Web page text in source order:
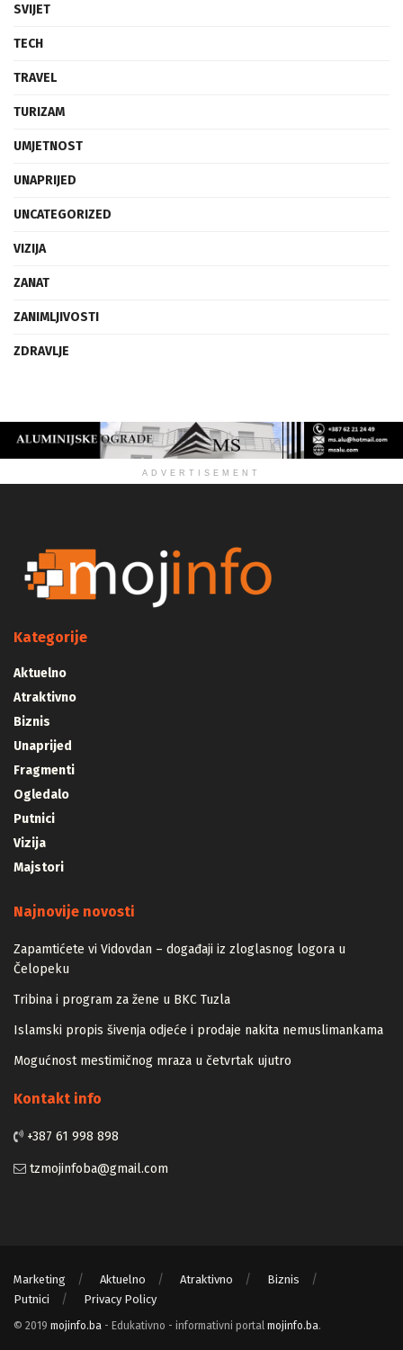
SVIJET
TECH
TRAVEL
TURIZAM
UMJETNOST
UNAPRIJED
UNCATEGORIZED
VIZIJA
ZANAT
ZANIMLJIVOSTI
ZDRAVLJE
ADVERTISEMENT
Kategorije
Aktuelno
Atraktivno
Biznis
Unaprijed
Fragmenti
Ogledalo
Putnici
Vizija
Majstori
Najnovije novosti
Zapamtićete vi Vidovdan – događaji iz zloglasnog logora u
Čelopeku
Tribina i program za žene u BKC Tuzla
Islamski propis šivenja odjeće i prodaje nakita nemuslimankama
Mogućnost mestimičnog mraza u četvrtak ujutro
Kontakt info
+387 61 998 898
tzmojinfoba@gmail.com
Marketing Aktuelno Atraktivno
Biznis
Putnici
Privacy Policy
© 2019 mojinfo.ba - Edukativno - informativni portal mojinfo.ba.